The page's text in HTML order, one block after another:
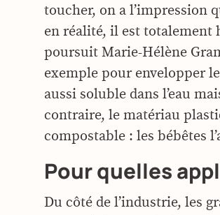
toucher, on a l’impression
en réalité, il est totalement
poursuit Marie-Hélène
exemple pour envelopper
aussi soluble dans l’eau
contraire, le matériau
compostable : les bébêtes
Pour quelles
Du côté de l’industrie, les